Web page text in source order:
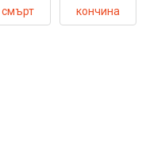
смърт кончина